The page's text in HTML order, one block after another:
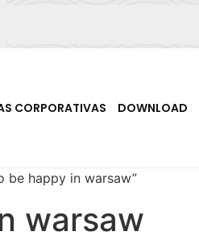
CORPORATIVAS DOWNLOAD
be happy in warsaw”
warsaw